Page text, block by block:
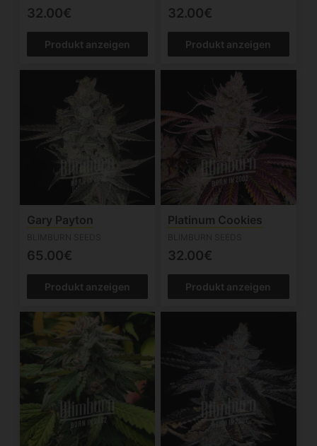
32.00€
Produkt anzeigen
32.00€
Produkt anzeigen
Gary Payton
65.00€
Produkt anzeigen
Platinum Cookies
32.00€
Produkt anzeigen